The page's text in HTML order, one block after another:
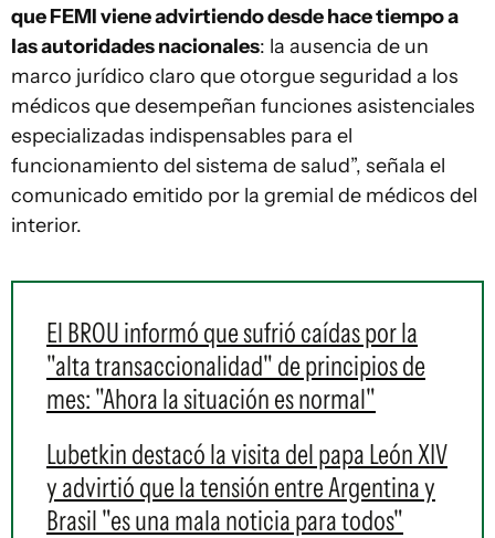
que FEMI viene advirtiendo desde hace tiempo a
las autoridades nacionales: la ausencia de un
marco jurídico claro que otorgue seguridad a los
médicos que desempeñan funciones asistenciales
especializadas indispensables para el
funcionamiento del sistema de salud”, señala el
comunicado emitido por la gremial de médicos del
interior.
El BROU informó que sufrió caídas por la
"alta transaccionalidad" de principios de
mes: "Ahora la situación es normal"
Lubetkin destacó la visita del papa León XIV
y advirtió que la tensión entre Argentina y
Brasil "es una mala noticia para todos"